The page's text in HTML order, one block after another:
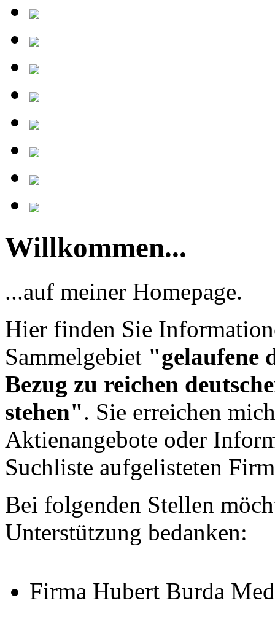
Willkommen...
...auf meiner Homepage.
Hier finden Sie
Sammelgebiet "gelaufene
Bezug zu reichen
stehen". Sie erreichen
Aktienangebote oder
Suchliste aufgelisteten
Bei folgenden Stellen
Unterstützung bedanken:
Firma Hubert Burda